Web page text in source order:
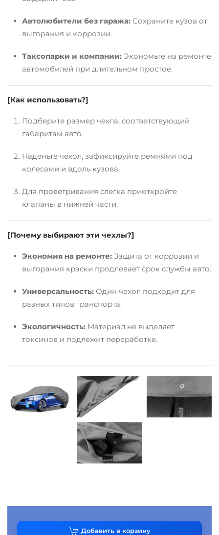
Автолюбители без гаража: Сохраните кузов от
выгорания и коррозии.
Таксопарки и компании: Экономьте на ремонте
автомобилей при длительном простое.
[Как использовать?]
Подберите размер чехла, соответствующий
габаритам авто.
Наденьте чехол, зафиксируйте ремнями под
колесами и вдоль кузова.
Для проветривания слегка приоткройте
клапаны в нижней части.
[Почему выбирают эти чехлы?]
Экономия на ремонте: Защита от коррозии и
выгорания краски продлевает срок службы авто.
Универсальность: Один чехол подходит для
разных типов транспорта.
Экологичность: Материал не выделяет
токсинов и подлежит переработке.
Добавить в корзину